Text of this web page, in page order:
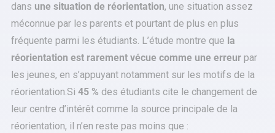
dans une situation de réorientation, une situation assez
méconnue par les parents et pourtant de plus en plus
fréquente parmi les étudiants. L’étude montre que la
réorientation est rarement vécue comme une erreur par
les jeunes, en s’appuyant notamment sur les motifs de la
réorientation.Si 45 % des étudiants cite le changement de
leur centre d’intérêt comme la source principale de la
réorientation, il n’en reste pas moins que :